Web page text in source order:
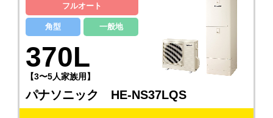
フルオート
角型 一般地
370L
【3〜5人家族用】
パナソニック HE-NS37LQS